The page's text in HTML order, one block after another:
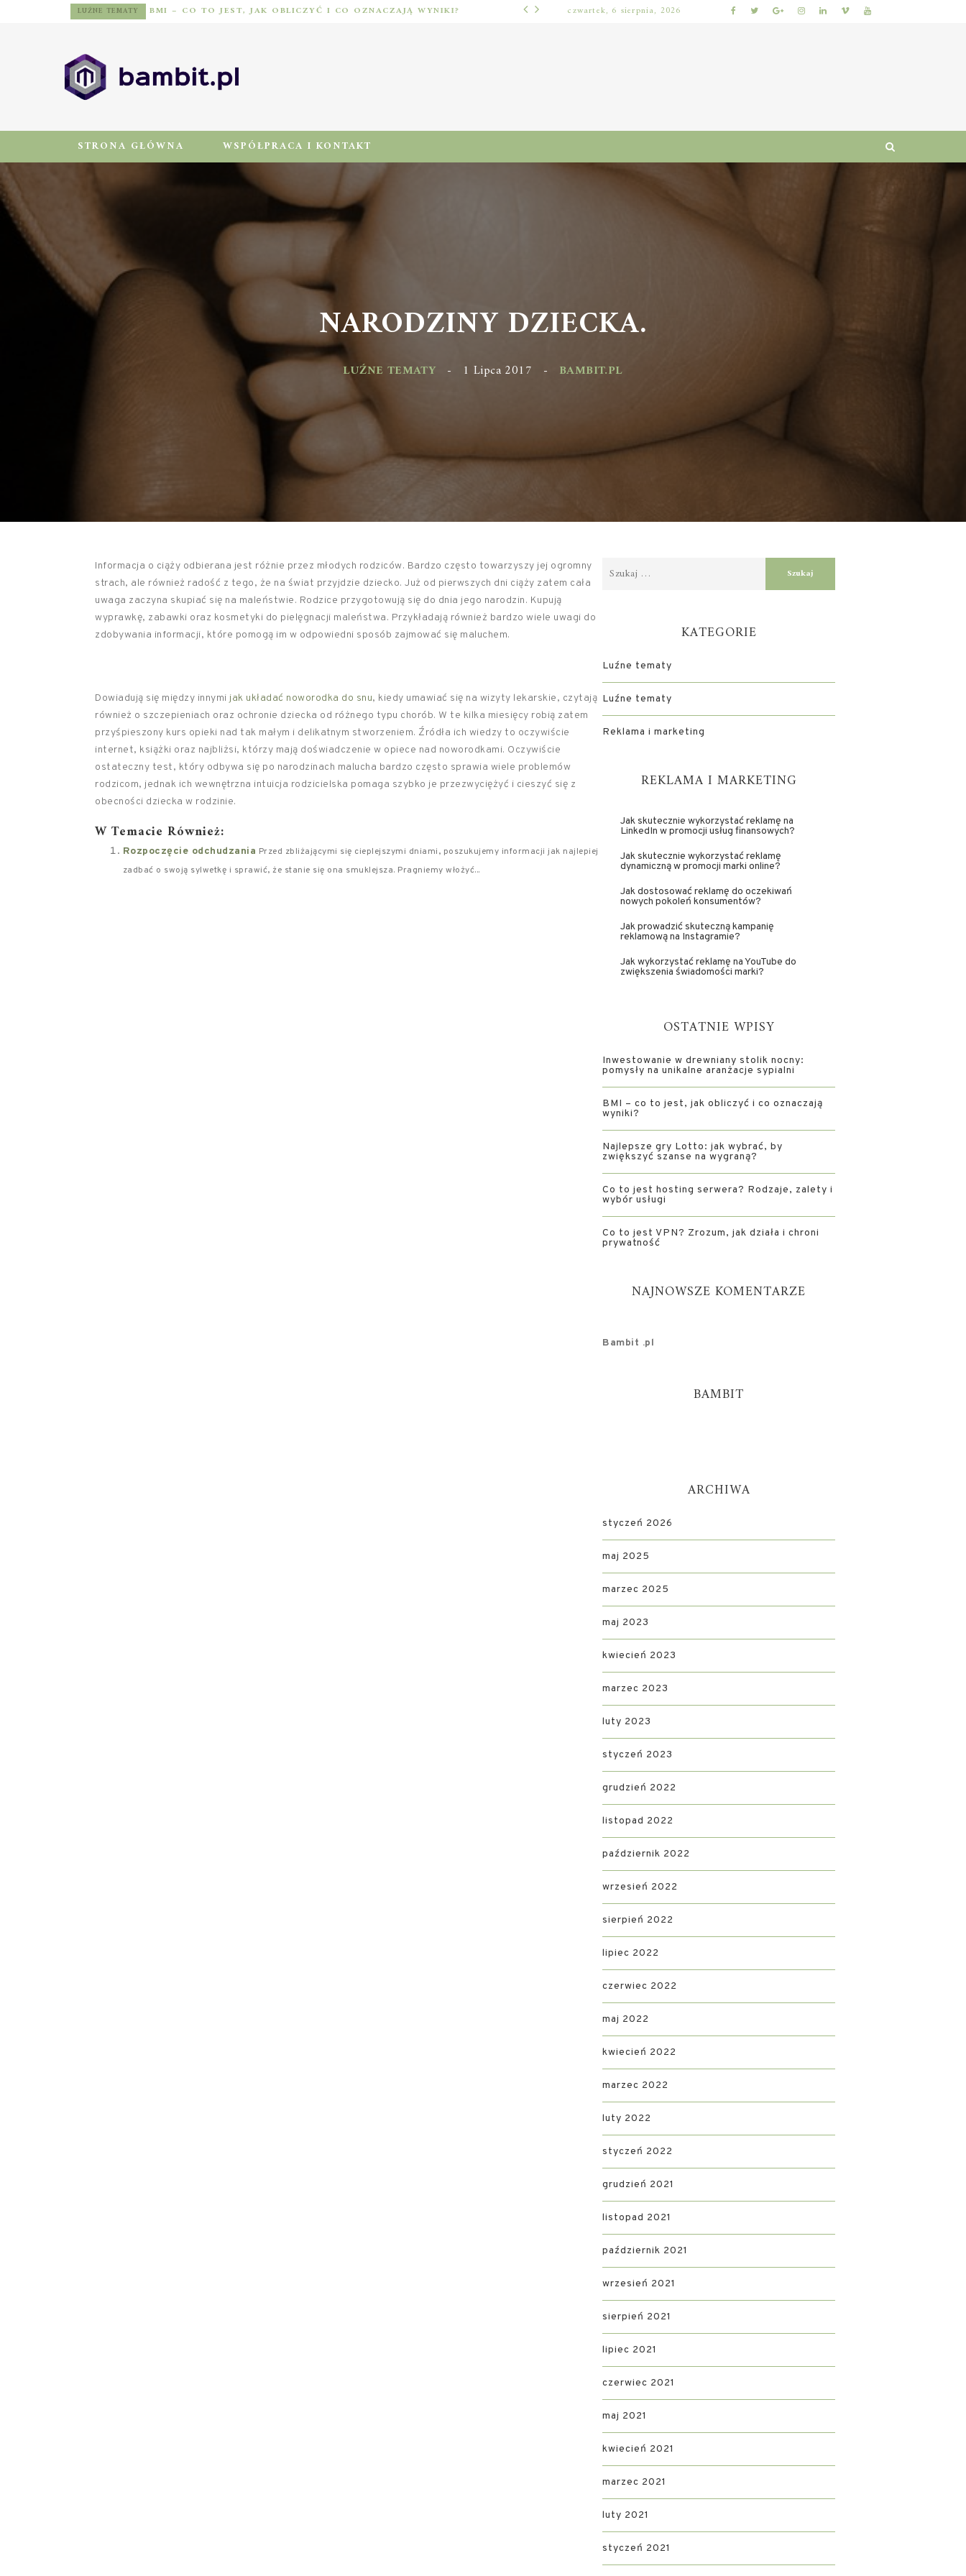
LUŹNE TEMATY BMI – CO TO JEST, JAK OBLICZYĆ I CO OZNACZAJĄ WYNIKI? LUŹNE TEMATY
czwartek, 6 sierpnia, 2026
STRONA GŁÓWNA WSPÓŁPRACA I KONTAKT
NARODZINY DZIECKA.
LUŹNE TEMATY
Informacja o ciąży odbierana jest różnie przez młodych rodziców. Bardzo często towarzyszy jej ogromny
strach, ale również radość z tego, że na świat przyjdzie dziecko. Już od pierwszych dni ciąży zatem cała
uwaga zaczyna skupiać się na maleństwie. Rodzice przygotowują się do dnia jego narodzin. Kupują
wyprawkę, zabawki oraz kosmetyki do pielęgnacji maleństwa. Przykładają również bardzo wiele uwagi do
zdobywania informacji, które pomogą im w odpowiedni sposób zajmować się maluchem.
Dowiadują się między innymi jak układać noworodka do snu, kiedy umawiać się na wizyty lekarskie, czytają
również o szczepieniach oraz ochronie dziecka od różnego typu chorób. W te kilka miesięcy robią zatem
przyśpieszony kurs opieki nad tak małym i delikatnym stworzeniem. Źródła ich wiedzy to oczywiście
internet, książki oraz najbliżsi, którzy mają doświadczenie w opiece nad noworodkami. Oczywiście
ostateczny test, który odbywa się po narodzinach malucha bardzo często sprawia wiele problemów
rodzicom, jednak ich wewnętrzna intuicja rodzicielska pomaga szybko je przezwyciężyć i cieszyć się z
obecności dziecka w rodzinie.
W Temacie Również:
Rozpoczęcie odchudzania Przed zbliżającymi się cieplejszymi dniami, poszukujemy informacji jak najlepiej
zadbać o swoją sylwetkę i sprawić, że stanie się ona smuklejsza. Pragniemy włożyć...
KATEGORIE
Luźne tematy
Luźne tematy
Reklama i marketing
REKLAMA I MARKETING
Jak skutecznie wykorzystać reklamę na
LinkedIn w promocji usług finansowych?
Jak skutecznie wykorzystać reklamę
dynamiczną w promocji marki online?
Jak dostosować reklamę do oczekiwań
nowych pokoleń konsumentów?
Jak prowadzić skuteczną kampanię
reklamową na Instagramie?
Jak wykorzystać reklamę na YouTube do
zwiększenia świadomości marki?
OSTATNIE WPISY
Inwestowanie w drewniany stolik nocny:
pomysły na unikalne aranżacje sypialni
BMI – co to jest, jak obliczyć i co oznaczają
wyniki?
Najlepsze gry Lotto: jak wybrać, by
zwiększyć szanse na wygraną?
Co to jest hosting serwera? Rodzaje, zalety i
wybór usługi
Co to jest VPN? Zrozum, jak działa i chroni
prywatność
NAJNOWSZE KOMENTARZE
Bambit .pl
BAMBIT
ARCHIWA
styczeń 2026
maj 2025
marzec 2025
maj 2023
kwiecień 2023
marzec 2023
luty 2023
styczeń 2023
grudzień 2022
listopad 2022
październik 2022
wrzesień 2022
sierpień 2022
lipiec 2022
czerwiec 2022
maj 2022
kwiecień 2022
marzec 2022
luty 2022
styczeń 2022
grudzień 2021
listopad 2021
październik 2021
wrzesień 2021
sierpień 2021
lipiec 2021
czerwiec 2021
maj 2021
kwiecień 2021
marzec 2021
luty 2021
styczeń 2021